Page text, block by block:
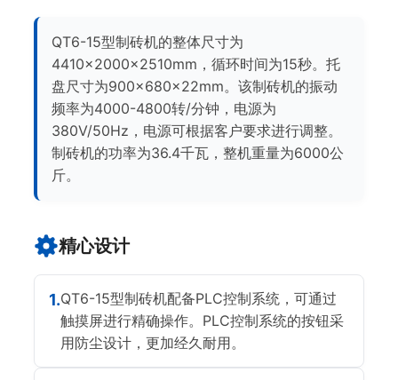
QT6-15型制砖机的整体尺寸为
4410×2000×2510mm，循环时间为15秒。托
盘尺寸为900×680×22mm。该制砖机的振动
频率为4000-4800转/分钟，电源为
380V/50Hz，电源可根据客户要求进行调整。
制砖机的功率为36.4千瓦，整机重量为6000公
斤。
精心设计
1.QT6-15型制砖机配备PLC控制系统，可通过
触摸屏进行精确操作。PLC控制系统的按钮采
用防尘设计，更加经久耐用。